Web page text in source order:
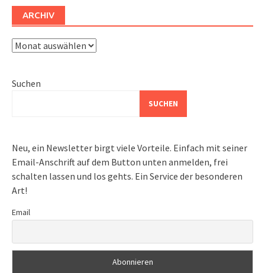
ARCHIV
Archiv
Suchen
SUCHEN
Neu, ein Newsletter birgt viele Vorteile. Einfach mit seiner
Email-Anschrift auf dem Button unten anmelden, frei
schalten lassen und los gehts. Ein Service der besonderen
Art!
Email